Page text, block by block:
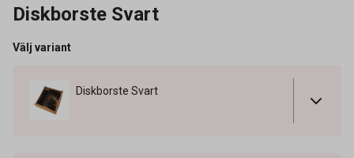
Diskborste Svart
Välj variant
Diskborste Svart